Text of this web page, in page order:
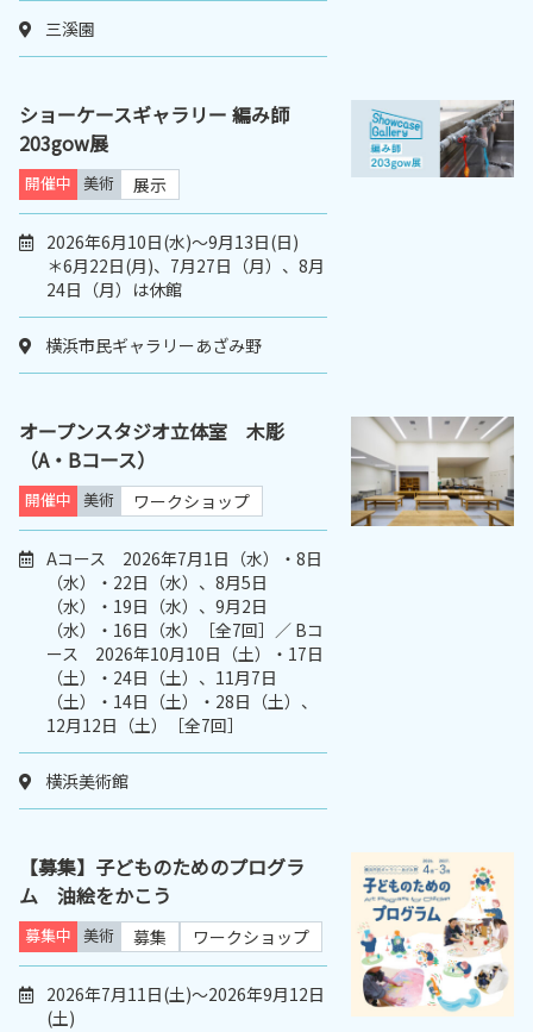
三溪園
ショーケースギャラリー 編み師
203gow展
開催中 美術 展示
2026年6月10日(水)～9月13日(日)
＊6月22日(月)、7月27日（月）、8月
24日（月）は休館
横浜市民ギャラリーあざみ野
オープンスタジオ立体室 木彫
（A・Bコース）
開催中 美術 ワークショップ
Aコース 2026年7月1日（水）・8日
（水）・22日（水）、8月5日
（水）・19日（水）、9月2日
（水）・16日（水）［全7回］／ Bコ
ース 2026年10月10日（土）・17日
（土）・24日（土）、11月7日
（土）・14日（土）・28日（土）、
12月12日（土）［全7回］
横浜美術館
【募集】子どものためのプログラ
ム 油絵をかこう
募集中 美術 募集 ワークショップ
2026年7月11日(土)～2026年9月12日
(土)